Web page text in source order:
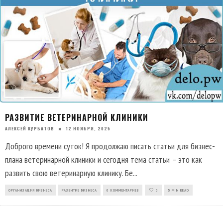
РАЗВИТИЕ ВЕТЕРИНАРНОЙ КЛИНИКИ
АЛЕКСЕЙ КУРБАТОВ 12 НОЯБРЯ, 2025
Доброго времени суток! Я продолжаю писать статьи для бизнес-
плана ветеринарной клиники и сегодня тема статьи – это как
развить свою ветеринарную клинику. Бе...
ОРГАНИЗАЦИЯ БИЗНЕСА РАЗВИТИЕ БИЗНЕСА 0 КОММЕНТАРИЕВ 0 5 MIN READ